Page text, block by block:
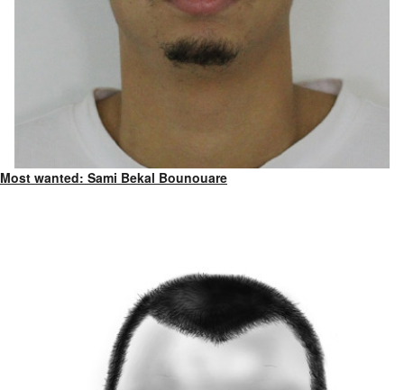
Most wanted: Sami Bekal Bounouare